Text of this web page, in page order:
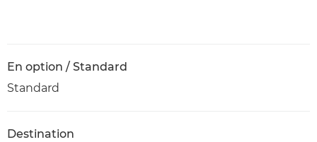
En option / Standard
Standard
Destination